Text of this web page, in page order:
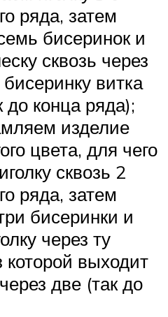
ряда, затем
бисеринок и
сквозь через
витка
до конца ряда);
изделие
цвета, для чего
сквозь 2
ряда, затем
бисеринки и
через ту
которой выходит
две (так до